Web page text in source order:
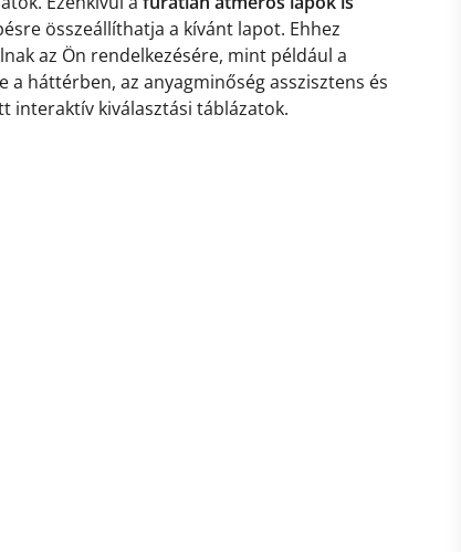
összeállíthatja a kívánt lapot. Ehhez
az Ön rendelkezésére, mint például a
a háttérben, az anyagminőség asszisztens és
interaktív kiválasztási táblázatok.